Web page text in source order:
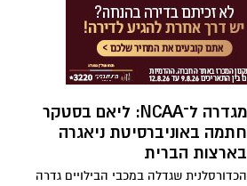
אינטנסיבי חל שיפור והוא ממשיך להתאושש
מגדרה ל־NCAA: ליאם בסטקר
חתמה באוניברסיטת ניאגרה
בארצות הברית
הכדורסלנית שגדלה במכבי הבילויים גדרה